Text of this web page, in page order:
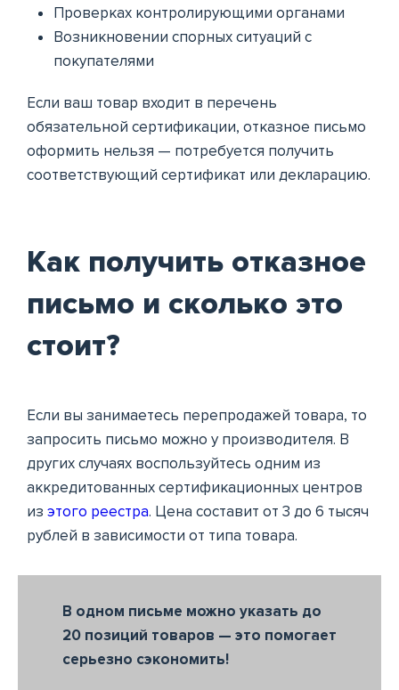
Проверках контролирующими органами
Возникновении спорных ситуаций с
покупателями
Если ваш товар входит в перечень
обязательной сертификации, отказное письмо
оформить нельзя — потребуется получить
соответствующий сертификат или декларацию.
Как получить отказное
письмо и сколько это
стоит?
Если вы занимаетесь перепродажей товара, то
запросить письмо можно у производителя. В
других случаях воспользуйтесь одним из
аккредитованных сертификационных центров
из этого реестра. Цена составит от 3 до 6 тысяч
рублей в зависимости от типа товара.
В одном письме можно указать до
20 позиций товаров — это помогает
серьезно сэкономить!